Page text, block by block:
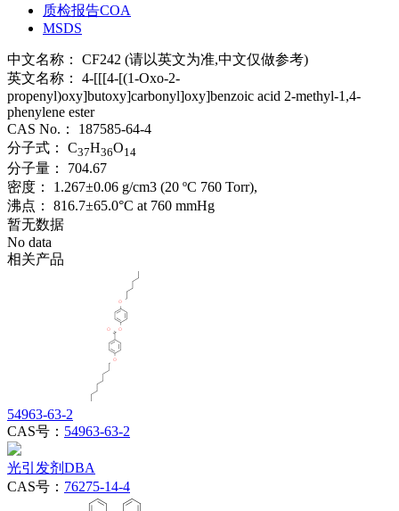
质检报告COA
MSDS
中文名称： CF242 (请以英文为准,中文仅做参考)
英文名称： 4-[[[4-[(1-Oxo-2-
propenyl)oxy]butoxy]carbonyl]oxy]benzoic acid 2-methyl-1,4-
phenylene ester
CAS No.：
187585-64-4
分子式：
C37H36O14
分子量：
704.67
密度：
1.267±0.06 g/cm3 (20 ºC 760 Torr),
沸点：
816.7±65.0°C at 760 mmHg
暂无数据
No data
相关产品
54963-63-2
CAS号： 54963-63-2
光引发剂DBA
CAS号： 76275-14-4